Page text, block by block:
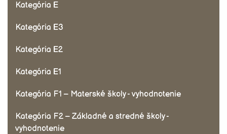
Kategória E
Kategória E3
Kategória E2
Kategória E1
Kategória F1 – Materské školy - vyhodnotenie
Kategória F2 – Základné a stredné školy -
vyhodnotenie